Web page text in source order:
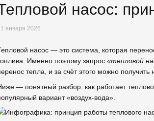
насос:
января 2026
насос — это система, которая
Именно поэтому запрос «тепловой
тепла, и за счёт этого можно
— понятный разбор: как работает
вариант «воздух-вода».